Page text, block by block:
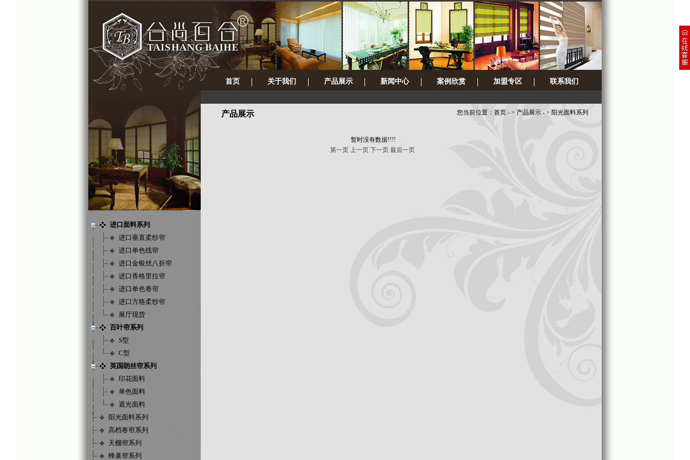
首页 关于我们 产品展示 新闻中心 案例欣赏 加盟专区 联系我们
进口面料系列
进口垂直柔纱帘
进口单色线帘
进口金银丝八折帘
进口香格里拉帘
进口单色卷帘
进口方格柔纱帘
展厅现货
百叶帘系列
S型
C型
英国朗丝帘系列
印花面料
单色面料
遮光面料
阳光面料系列
高档卷帘系列
天棚帘系列
蜂巢帘系列
您当前位置： 首页 - > 产品展示 - > 阳光面料系列
产品展示
暂时没有数据!!!!
第一页 上一页 下一页 最后一页